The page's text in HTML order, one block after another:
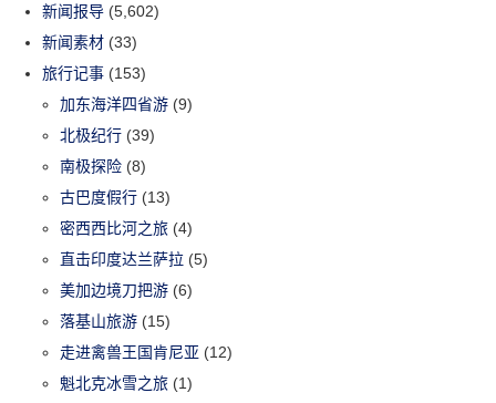
新闻报导 (5,602)
新闻素材 (33)
旅行记事 (153)
加东海洋四省游 (9)
北极纪行 (39)
南极探险 (8)
古巴度假行 (13)
密西西比河之旅 (4)
直击印度达兰萨拉 (5)
美加边境刀把游 (6)
落基山旅游 (15)
走进禽兽王国肯尼亚 (12)
魁北克冰雪之旅 (1)